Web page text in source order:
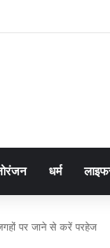
का एनकाउंटर, परिवार
धर्म
पर जाने से करें परहेज